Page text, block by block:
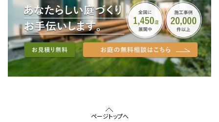
ページトップへ